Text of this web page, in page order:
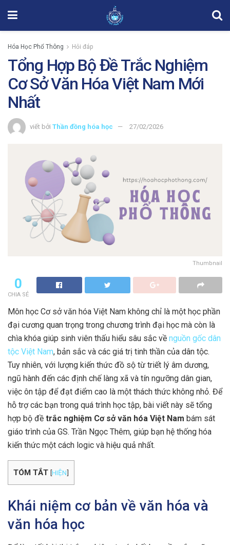
Hóa Học Phổ Thông Hỏi đáp
Tổng Hợp Bộ Đề Trắc Nghiệm
Cơ Sở Văn Hóa Việt Nam Mới
Nhất
viết bởi Thần đồng hóa học 27/02/2026
Thumbnail
0
CHIA SẺ
Môn học Cơ sở văn hóa Việt Nam không chỉ là một học phần
đại cương quan trọng trong chương trình đại học mà còn là
chìa khóa giúp sinh viên thấu hiểu sâu sắc về nguồn gốc dân
tộc Việt Nam, bản sắc và các giá trị tinh thần của dân tộc.
Tuy nhiên, với lượng kiến thức đồ sộ từ triết lý âm dương,
ngũ hành đến các định chế làng xã và tín ngưỡng dân gian,
việc ôn tập để đạt điểm cao là một thách thức không nhỏ. Để
hỗ trợ các bạn trong quá trình học tập, bài viết này sẽ tổng
hợp bộ đề trắc nghiệm Cơ sở văn hóa Việt Nam bám sát
giáo trình của GS. Trần Ngọc Thêm, giúp bạn hệ thống hóa
kiến thức một cách logic và hiệu quả nhất.
TÓM TẮT [HIỆN]
Khái niệm cơ bản về văn hóa và
văn hóa học